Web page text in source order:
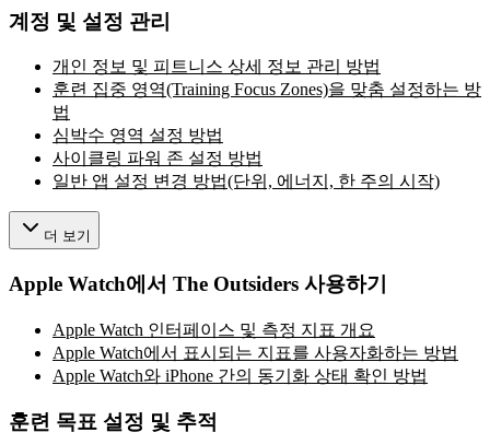
계정 및 설정 관리
개인 정보 및 피트니스 상세 정보 관리 방법
훈련 집중 영역(Training Focus Zones)을 맞춤 설정하는 방
법
심박수 영역 설정 방법
사이클링 파워 존 설정 방법
일반 앱 설정 변경 방법(단위, 에너지, 한 주의 시작)
더 보기
Apple Watch에서 The Outsiders 사용하기
Apple Watch 인터페이스 및 측정 지표 개요
Apple Watch에서 표시되는 지표를 사용자화하는 방법
Apple Watch와 iPhone 간의 동기화 상태 확인 방법
훈련 목표 설정 및 추적